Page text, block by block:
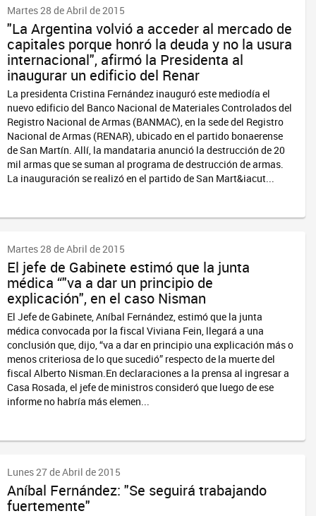
Martes 28 de Abril de 2015
"La Argentina volvió a acceder al mercado de
capitales porque honró la deuda y no la usura
internacional", afirmó la Presidenta al
inaugurar un edificio del Renar
La presidenta Cristina Fernández inauguró este mediodía el
nuevo edificio del Banco Nacional de Materiales Controlados del
Registro Nacional de Armas (BANMAC), en la sede del Registro
Nacional de Armas (RENAR), ubicado en el partido bonaerense
de San Martín. Allí, la mandataria anunció la destrucción de 20
mil armas que se suman al programa de destrucción de armas.
La inauguración se realizó en el partido de San Mart&iacut...
Martes 28 de Abril de 2015
El jefe de Gabinete estimó que la junta
médica “"va a dar un principio de
explicación", en el caso Nisman
El Jefe de Gabinete, Aníbal Fernández, estimó que la junta
médica convocada por la fiscal Viviana Fein, llegará a una
conclusión que, dijo, “va a dar en principio una explicación más o
menos criteriosa de lo que sucedió” respecto de la muerte del
fiscal Alberto Nisman.En declaraciones a la prensa al ingresar a
Casa Rosada, el jefe de ministros consideró que luego de ese
informe no habría más elemen...
Lunes 27 de Abril de 2015
Aníbal Fernández: "Se seguirá trabajando
fuertemente"